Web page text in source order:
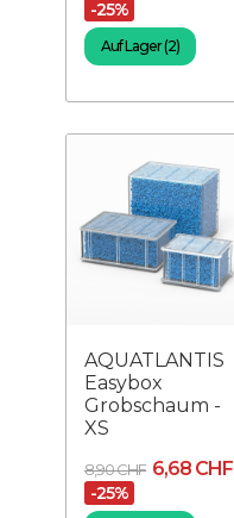
-25%
Auf Lager (2)
AQUATLANTIS
Easybox
Grobschaum -
XS
8,90 CHF 6,68 CHF
-25%